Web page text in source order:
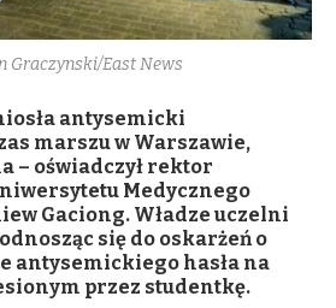
Graczynski/East News
antysemicki
marszu w Warszawie,
– oświadczył rektor
Medycznego
Gaciong. Władze uczelni
się do oskarżeń o
antysemickiego hasła na
przez studentkę.